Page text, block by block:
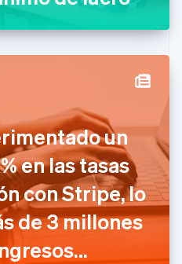
un
en las tasas
con Stripe, lo
de 3 millones